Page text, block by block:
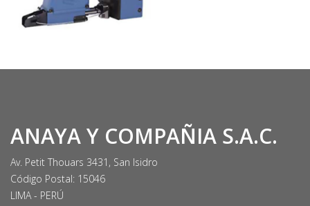
ANAYA Y COMPAÑIA S.A.C.
Av. Petit Thouars 3431, San Isidro
Código Postal: 15046
LIMA - PERÚ